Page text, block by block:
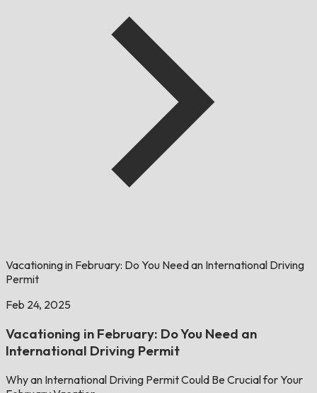
Vacationing in February: Do You Need an International Driving
Permit
Feb 24, 2025
Vacationing in February: Do You Need an
International Driving Permit
Why an International Driving Permit Could Be Crucial for Your